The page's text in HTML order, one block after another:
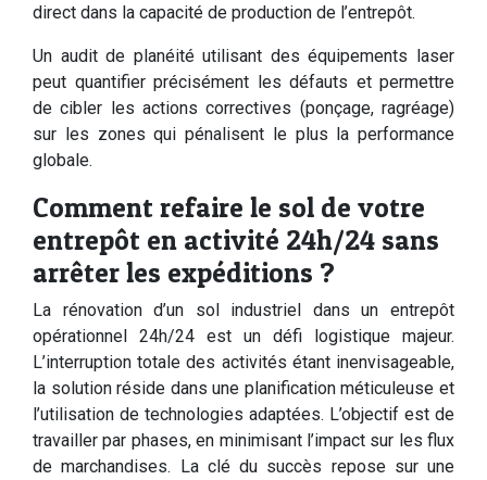
direct dans la capacité de production de l’entrepôt.
Un audit de planéité utilisant des équipements laser
peut quantifier précisément les défauts et permettre
de cibler les actions correctives (ponçage, ragréage)
sur les zones qui pénalisent le plus la performance
globale.
Comment refaire le sol de votre
entrepôt en activité 24h/24 sans
arrêter les expéditions ?
La rénovation d’un sol industriel dans un entrepôt
opérationnel 24h/24 est un défi logistique majeur.
L’interruption totale des activités étant inenvisageable,
la solution réside dans une planification méticuleuse et
l’utilisation de technologies adaptées. L’objectif est de
travailler par phases, en minimisant l’impact sur les flux
de marchandises. La clé du succès repose sur une